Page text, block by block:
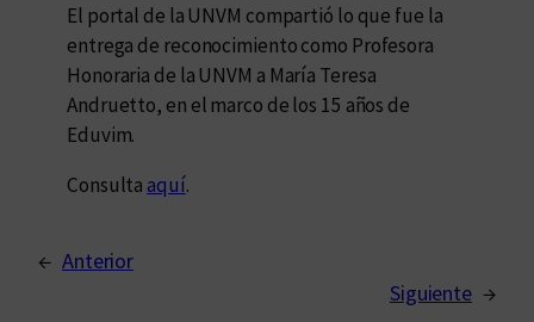
El portal de la UNVM compartió lo que fue la
entrega de reconocimiento como Profesora
Honoraria de la UNVM a María Teresa
Andruetto, en el marco de los 15 años de
Eduvim.
Consulta aquí.
← Anterior
Siguiente →